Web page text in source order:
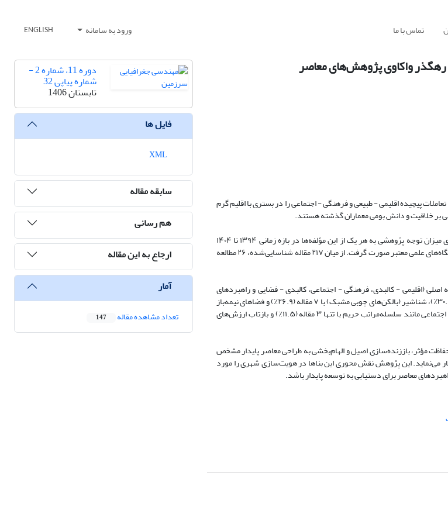
تماس با ما ورود به سامانه ENGLISH
رهگذر واکاوی پژوهش‌های معاصر
پیچیده اقلیمی - طبیعی و فرهنگی - اجتماعی را در بستری با اقلیم گرم
بر خلاقیت و دانش بومی معماران گذشته هستند.
این پژوهش با هدف بازخوانی مؤلفه‌های شکل‌دهنده به معماری خانه‌های تاریخی محلات بوشهر و واکاوی میزان توجه پژوهشی به هر یک از این مؤلفه‌ها در بازه زمانی ۱۳۹۴ تا ۱۴۰۴
(۲۰۱۵-۲۰۲۵ میلادی) انجام شد. با به‌کارگیری روش تحلیل مضمون نظام‌مند دقیق، جستجوی جامعی در پایگاه‌های علمی معتبر صورت گرفت. از میان ۲۱۷ مقاله شناسایی‌شده، ۲۶ مطالعه
مشتمل بر ۲۰ مؤلفه کلیدی در قالب چهار دسته اصلی (اقلیمی - کالبدی، فرهنگی - اجتماعی، کالبدی - فضایی و راهبردهای
طراحی معاصر) تدوین شد. یافته‌ها نشان داد مؤلفه‌های کارکردی - اقلیمی نظیر تهویه طبیعی با ۸ مقاله (۳۰.۸٪)، شناشیر (بالکن‌های چوبی مشبک) با ۷ مقاله (۲۶.۹٪) و فضاهای نیمه‌باز
با ۶ مقاله (۲۳.۱٪) بیشترین توجه پژوهشی را به خود اختصاص داده‌اند. در مقابل، مؤلفه‌های فرهنگی - اجتماعی مانند سلسله‌مراتب حریم با تنها ۳ مقاله (۱۱.۵٪) و بازتاب ارزش‌های
مؤثر، باززنده‌سازی اصیل و الهام‌بخشی به طراحی معاصر پایدار مشخص
این پژوهش نقش محوری این بناها در هویت‌سازی شهری را مورد
معاصر برای دستیابی به توسعه پایدار باشد.
دوره 11، شماره 2 -
شماره پیاپی 32
تابستان 1406
فایل ها
سابقه مقاله
هم رسانی
ارجاع به این مقاله
آمار
تعداد مشاهده مقاله 147